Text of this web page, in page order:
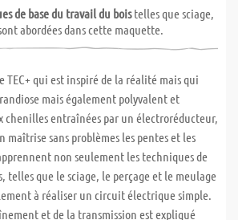
de base du travail du boistelles que sciage,
abordées dans cette maquette.
TEC+ qui est inspiré de la réalité mais qui
mais également polyvalent et
chenilles entraînées par un électroréducteur,
maîtrise sans problèmes les pentes et les
non seulement les techniques de
telles que le sciage, le perçage et le meulage
à réaliser un circuit électrique simple.
et de la transmission est expliqué